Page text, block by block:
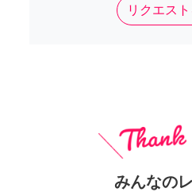
リクエス
みんなの